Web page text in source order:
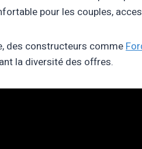
pour les couples,
des constructeurs comme
la diversité des offres.